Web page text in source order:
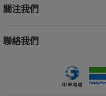
關注我們
聯絡我們